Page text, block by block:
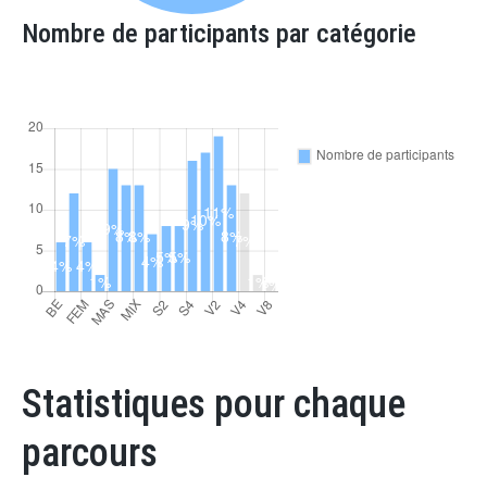
Nombre de participants par catégorie
Statistiques pour chaque
parcours